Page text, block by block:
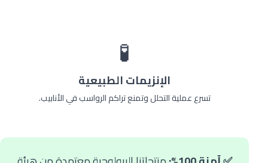
الإنزيمات الطبيعية
تسرع عملية التحلل وتمنع تراكم الرواسب في الأنابيب.